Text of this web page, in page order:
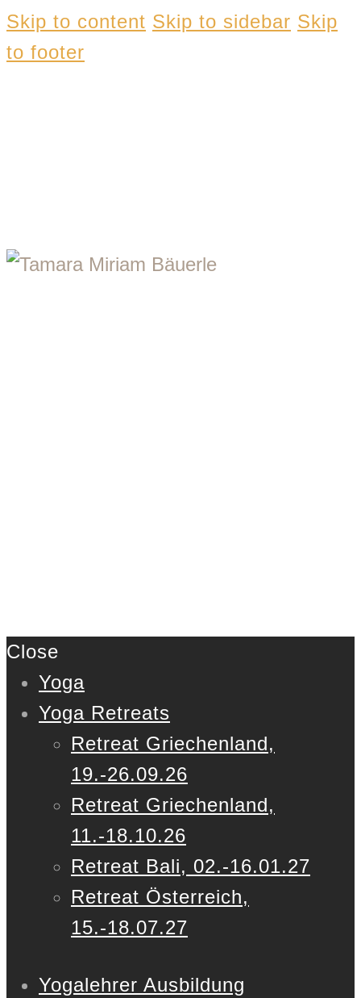
Skip to content Skip to sidebar Skip
to footer
Close
Yoga
Yoga Retreats
Retreat Griechenland,
19.-26.09.26
Retreat Griechenland,
11.-18.10.26
Retreat Bali, 02.-16.01.27
Retreat Österreich,
15.-18.07.27
Yogalehrer Ausbildung